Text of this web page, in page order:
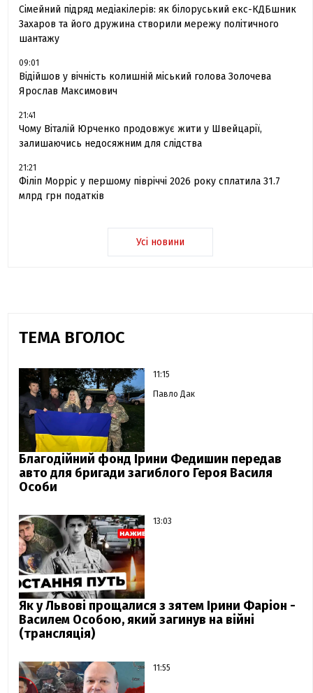
Сімейний підряд медіакілерів: як білоруський екс-КДБшник
Захаров та його дружина створили мережу політичного
шантажу
09:01
Відійшов у вічність колишній міський голова Золочева
Ярослав Максимович
21:41
Чому Віталій Юрченко продовжує жити у Швейцарії,
залишаючись недосяжним для слідства
21:21
Філіп Морріс у першому півріччі 2026 року сплатила 31.7
млрд грн податків
Усі новини
ТЕМА ВГОЛОС
11:15
Павло Дак
Благодійний фонд Ірини Федишин передав
авто для бригади загиблого Героя Василя
Особи
13:03
Як у Львові прощалися з зятем Ірини Фаріон -
Василем Особою, який загинув на війні
(трансляція)
11:55